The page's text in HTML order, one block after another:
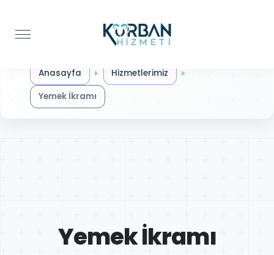
Anasayfa
Hizmetlerimiz
Yemek İkramı
Yemek İkramı